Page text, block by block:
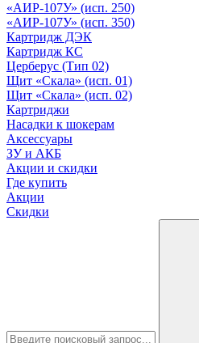
«АИР-107У» (исп. 250)
«АИР-107У» (исп. 350)
Картридж ДЭК
Картридж КС
Церберус (Тип 02)
Щит «Скала» (исп. 01)
Щит «Скала» (исп. 02)
Картриджи
Насадки к шокерам
Аксессуары
ЗУ и АКБ
Акции и скидки
Где купить
Акции
Скидки